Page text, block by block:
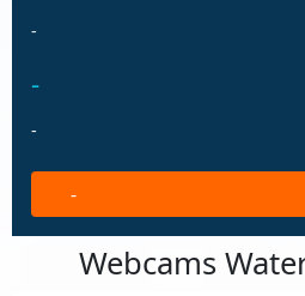
-
-
-
-
Webcams